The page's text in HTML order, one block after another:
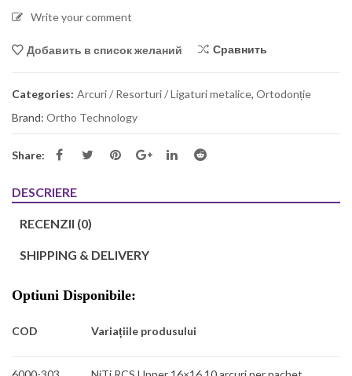
Write your comment
Добавить в список желаний Сравнить
Categories: Arcuri / Resorturi / Ligaturi metalice, Ortodonție
Brand: Ortho Technology
Share:
DESCRIERE
RECENZII (0)
SHIPPING & DELIVERY
Optiuni Disponibile:
COD Variațiile produsului